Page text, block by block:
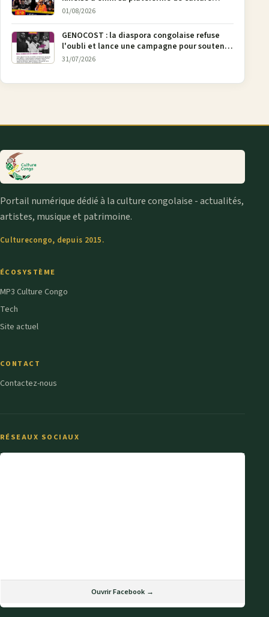
urbaine
01/08/2026
GENOCOST : la diaspora congolaise refuse
l'oubli et lance une campagne pour soutenir
la pétition FONAREV depuis Bruxelles
31/07/2026
Portail numérique dédié à la culture congolaise - actualités,
artistes, musique et patrimoine.
Culturecongo, depuis 2015.
ÉCOSYSTÈME
MP3 Culture Congo
Tech
Site actuel
CONTACT
Contactez-nous
RÉSEAUX SOCIAUX
Ouvrir Facebook →